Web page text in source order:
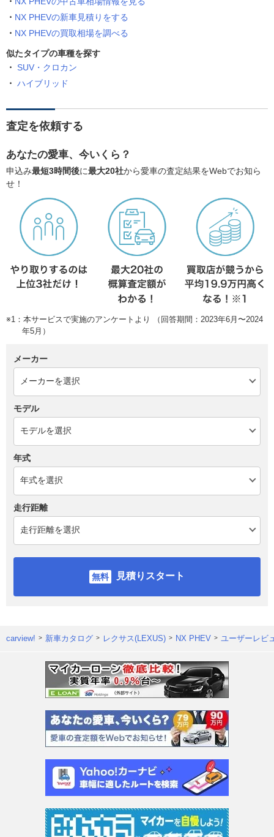
NX PHEVの新車見積りをする
NX PHEVの買取相場を調べる
似たタイプの車種を探す
SUV・クロカン
ハイブリッド
査定を依頼する
あなたの愛車、今いくら？
申込み最短3時間後に最大20社から愛車の査定結果をWebでお知ら
せ！
※1：本サービスで実施のアンケートより （回答期間：2023年6月〜2024
年5月）
メーカー
モデル
年式
走行距離
見積りスタート
carview! 新車カタログ レクサス(LEXUS) NX PHEV ユーザーレビ